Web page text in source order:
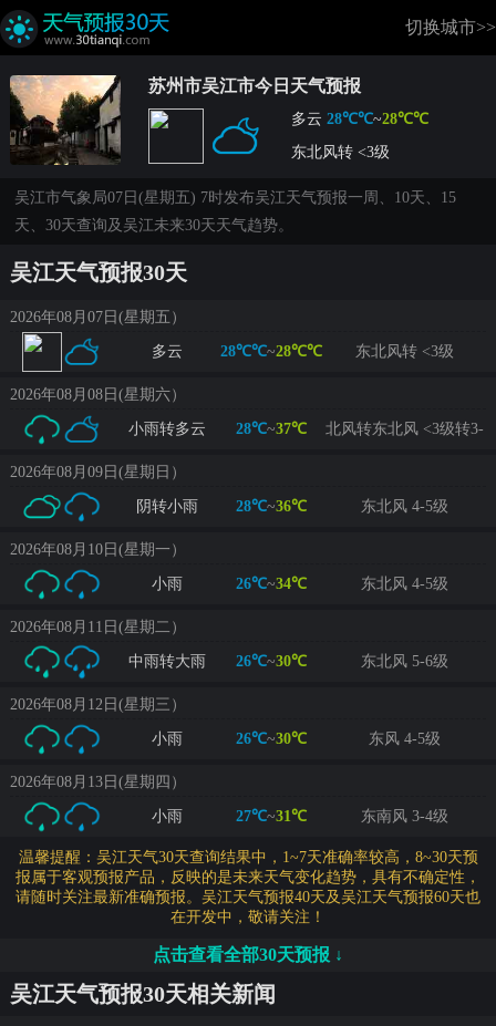
切换城市>>
苏州市吴江市今日天气预报
多云 28℃℃~28℃℃
东北风转 <3级
吴江市气象局07日(星期五) 7时发布吴江天气预报一周、10天、15
天、30天查询及吴江未来30天天气趋势。
吴江天气预报30天
2026年08月07日(星期五）
多云 28℃℃~28℃℃ 东北风转 <3级
2026年08月08日(星期六）
小雨转多云 28℃~37℃ 北风转东北风 <3级转3-
2026年08月09日(星期日）
阴转小雨 28℃~36℃ 东北风 4-5级
2026年08月10日(星期一）
小雨 26℃~34℃ 东北风 4-5级
2026年08月11日(星期二）
中雨转大雨 26℃~30℃ 东北风 5-6级
2026年08月12日(星期三）
小雨 26℃~30℃ 东风 4-5级
2026年08月13日(星期四）
小雨 27℃~31℃ 东南风 3-4级
温馨提醒：吴江天气30天查询结果中，1~7天准确率较高，8~30天预
报属于客观预报产品，反映的是未来天气变化趋势，具有不确定性，
请随时关注最新准确预报。吴江天气预报40天及吴江天气预报60天也
在开发中，敬请关注！
点击查看全部30天预报 ↓
吴江天气预报30天相关新闻